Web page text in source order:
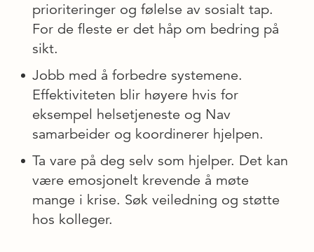
prioriteringer og følelse av sosialt tap.
For de fleste er det håp om bedring på
sikt.
Jobb med å forbedre systemene.
Effektiviteten blir høyere hvis for
eksempel helsetjeneste og Nav
samarbeider og koordinerer hjelpen.
Ta vare på deg selv som hjelper. Det kan
være emosjonelt krevende å møte
mange i krise. Søk veiledning og støtte
hos kolleger.